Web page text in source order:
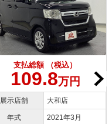
支払総額 （税込）
109.8万円
展示店舗 大和店
年式 2021年3月